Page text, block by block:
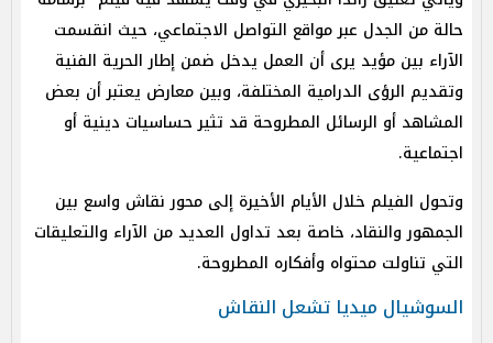
حالة من الجدل عبر مواقع التواصل الاجتماعي، حيث انقسمت
الآراء بين مؤيد يرى أن العمل يدخل ضمن إطار الحرية الفنية
وتقديم الرؤى الدرامية المختلفة، وبين معارض يعتبر أن بعض
المشاهد أو الرسائل المطروحة قد تثير حساسيات دينية أو
اجتماعية.
وتحول الفيلم خلال الأيام الأخيرة إلى محور نقاش واسع بين
الجمهور والنقاد، خاصة بعد تداول العديد من الآراء والتعليقات
التي تناولت محتواه وأفكاره المطروحة.
السوشيال ميديا تشعل النقاش